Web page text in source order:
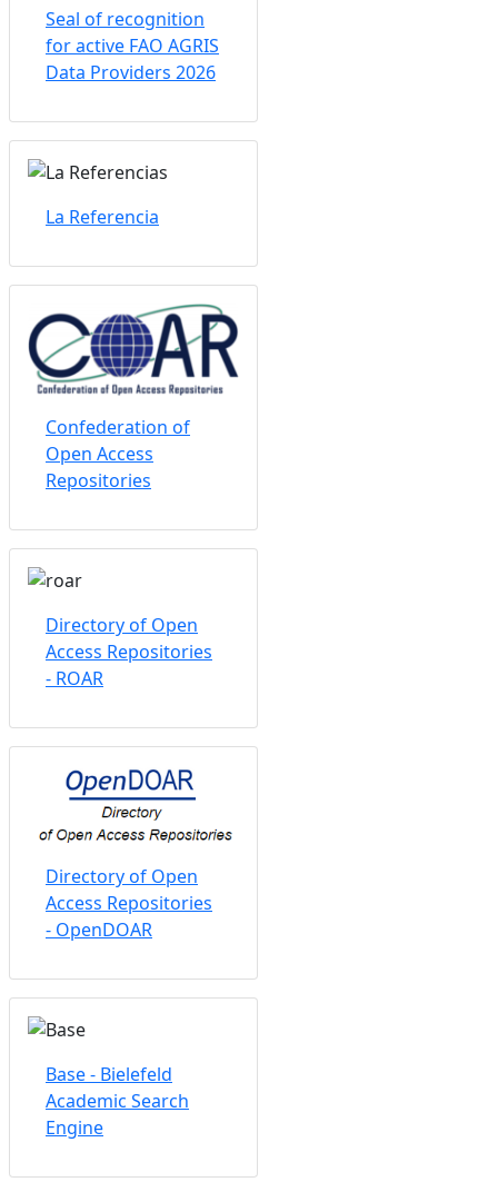
Seal of recognition
for active FAO AGRIS
Data Providers 2026
La Referencia
Confederation of
Open Access
Repositories
Directory of Open
Access Repositories
- ROAR
Directory of Open
Access Repositories
- OpenDOAR
Base - Bielefeld
Academic Search
Engine